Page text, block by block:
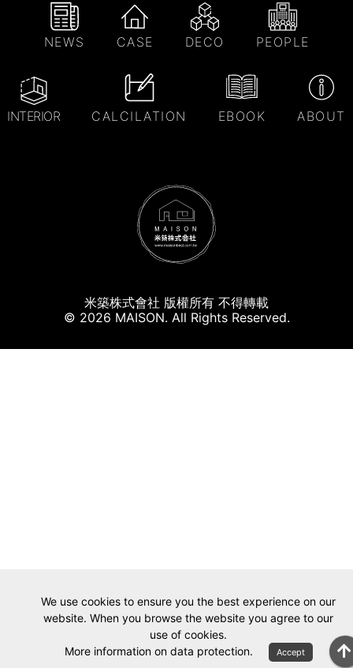
NEWS CASE DECO PEOPLE
INTERIOR CALCILATION EBOOK ABOUT
米築株式會社 版權所有 不得轉載
© 2026 MAISON. All Rights Reserved.
We use cookies to ensure you the best experience on our
website. When you browse the website you agree to our
use of cookies.
More information on data protection.
Accept